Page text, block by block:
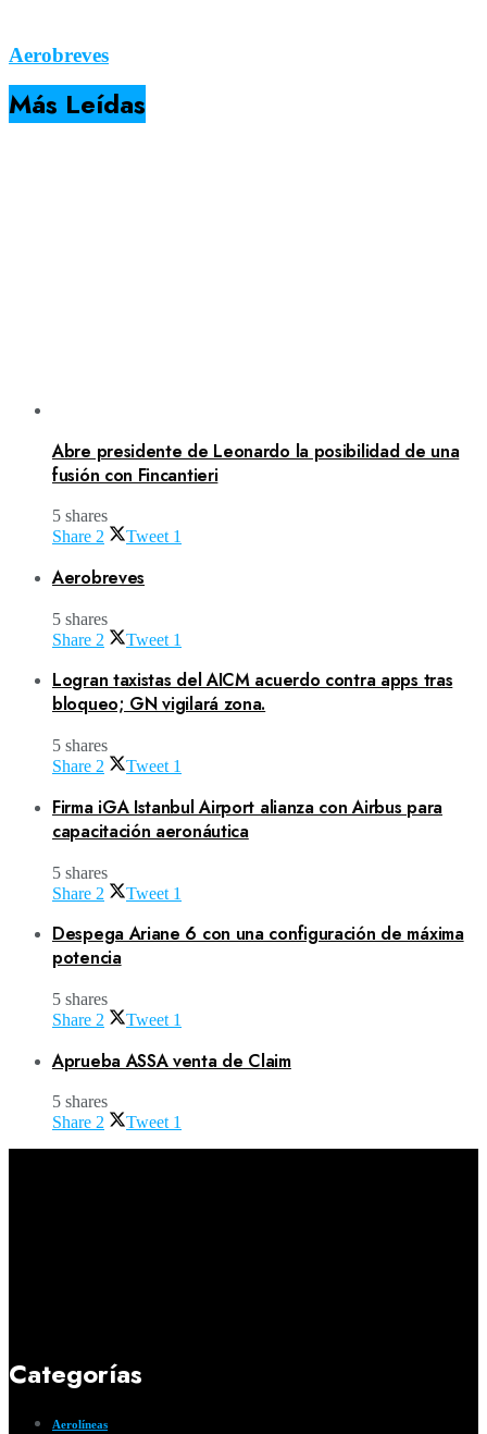
Aerobreves
Más Leídas
Abre presidente de Leonardo la posibilidad de una
fusión con Fincantieri
5 shares
Share 2 Tweet 1
Aerobreves
5 shares
Share 2 Tweet 1
Logran taxistas del AICM acuerdo contra apps tras
bloqueo; GN vigilará zona.
5 shares
Share 2 Tweet 1
Firma iGA Istanbul Airport alianza con Airbus para
capacitación aeronáutica
5 shares
Share 2 Tweet 1
Despega Ariane 6 con una configuración de máxima
potencia
5 shares
Share 2 Tweet 1
Aprueba ASSA venta de Claim
5 shares
Share 2 Tweet 1
Categorías
Aerolíneas